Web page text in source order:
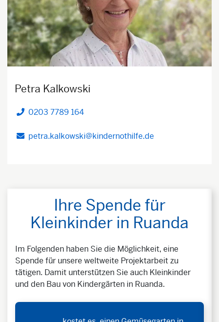
Petra Kalkowski
Telefon
0203 7789 164
petra.kalkowski@kindernothilfe.de
Ihre Spende für
Kleinkinder in Ruanda
Im Folgenden haben Sie die Möglichkeit, eine
Spende für unsere weltweite Projektarbeit zu
tätigen. Damit unterstützen Sie auch Kleinkinder
und den Bau von Kindergärten in Ruanda.